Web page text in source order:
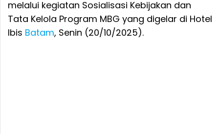
melalui kegiatan Sosialisasi Kebijakan dan
Tata Kelola Program MBG yang digelar di Hotel
Ibis Batam, Senin (20/10/2025).